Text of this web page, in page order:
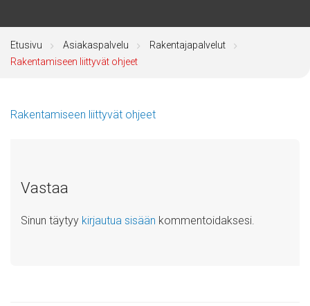
Etusivu Asiakaspalvelu
Rakentajapalvelut
Rakentamiseen liittyvät ohjeet
Rakentamiseen liittyvät ohjeet
Vastaa
Sinun täytyy kirjautua sisään kommentoidaksesi.